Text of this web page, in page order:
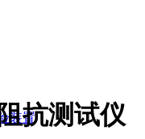
装置抗测试仪